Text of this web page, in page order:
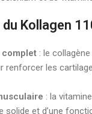
Kollagen
: le
renforcer les
: la
solide et d’une